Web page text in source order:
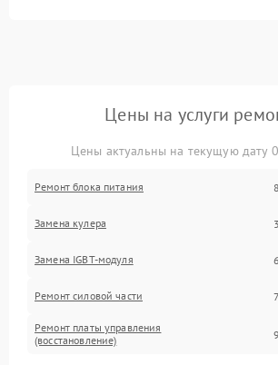
Цены на услуги
Цены актуальны на текущую дату
Ремонт блока питания
Замена кулера
Замена IGBT-модуля
Ремонт силовой части
Ремонт платы управления
(восстановление)